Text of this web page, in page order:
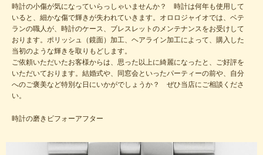
夏季休業期間の影響でお見積り、作業期間は通常よりも1～2週間程度長く
お待ちいただく場合がございます。
お見積りご案内に2～3週間程度、オーバーホール期間は5～6週間程度、
お目安としていただきます。
お時間をいただいてしまいますが、ご理解をいただきますようお願いいた
します。
WEB問い合わせに関しては連休明けに順次ご対応をさせていただきま
す。予めご了承ください。
ていただきます。
事前WEBお問い合わせの上、できるだけ宅配便でのご依頼、返却をお願
時計の小傷が気になっていらっしゃいませんか？ 時計は何年も使用して
いると、細かな傷で輝きが失われていきます。オロロジャイオでは、ベテ
ランの職人が、時計のケース、ブレスレットのメンテナンスをお受けして
おります。ポリッシュ（鏡面）加工、ヘアライン加工によって、購入した
当初のような輝きを取りもどします。
ご依頼いただいたお客様からは、思った以上に綺麗になったと、ご好評を
いただいております。結婚式や、同窓会といったパーティーの前や、自分
へのご褒美など特別な日にいかがでしょうか？ ぜひ当店にご相談くださ
い。
時計の磨きビフォーアフター